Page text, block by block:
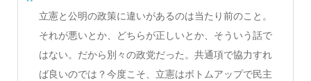
立憲と公明の政策に違いがあるのは当たり前のこと。
それが悪いとか、どちらが正しいとか、そういう話で
はない。だから別々の政党だった。共通項で協力すれ
ば良いのでは？今度こそ、立憲はボトムアップで民主